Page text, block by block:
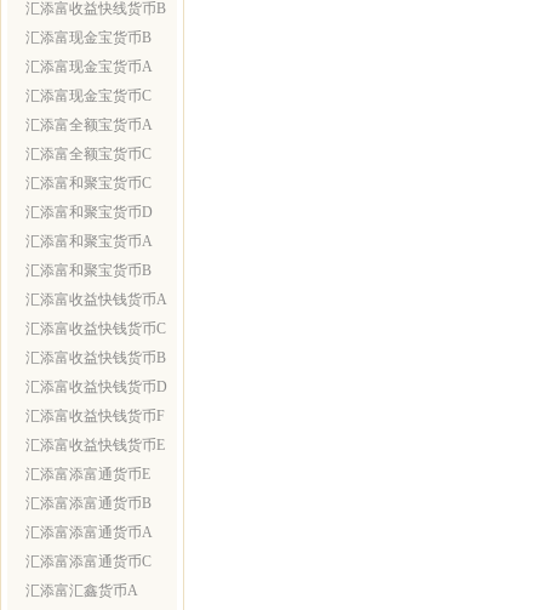
汇添富收益快线货币B
汇添富现金宝货币B
汇添富现金宝货币A
汇添富现金宝货币C
汇添富全额宝货币A
汇添富全额宝货币C
汇添富和聚宝货币C
汇添富和聚宝货币D
汇添富和聚宝货币A
汇添富和聚宝货币B
汇添富收益快钱货币A
汇添富收益快钱货币C
汇添富收益快钱货币B
汇添富收益快钱货币D
汇添富收益快钱货币F
汇添富收益快钱货币E
汇添富添富通货币E
汇添富添富通货币B
汇添富添富通货币A
汇添富添富通货币C
汇添富汇鑫货币A